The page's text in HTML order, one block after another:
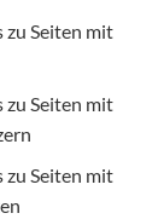
zu Seiten mit
zu Seiten mit
zu Seiten mit